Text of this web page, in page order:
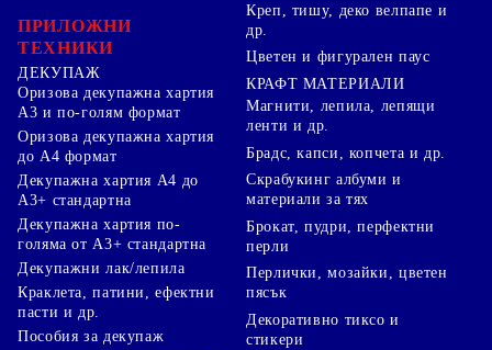
ПРИЛОЖНИ
ТЕХНИКИ
ДЕКУПАЖ
Оризова декупажна хартия
А3 и по-голям формат
Оризова декупажна хартия
до А4 формат
Декупажна хартия А4 до
А3+ стандартна
Декупажна хартия по-
голяма от А3+ стандартна
Декупажни лак/лепила
Краклета, патини, ефектни
пасти и др.
Пособия за декупаж
Креп, тишу, деко велпапе и
др.
Цветен и фигурален паус
КРАФТ МАТЕРИАЛИ
Магнити, лепила, лепящи
ленти и др.
Брадс, капси, копчета и др.
Скрабукинг албуми и
материали за тях
Брокат, пудри, перфектни
перли
Перлички, мозайки, цветен
пясък
Декоративно тиксо и
стикери